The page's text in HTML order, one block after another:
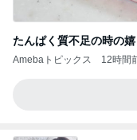
たんぱく質不足の時の
Amebaトピックス 12時間